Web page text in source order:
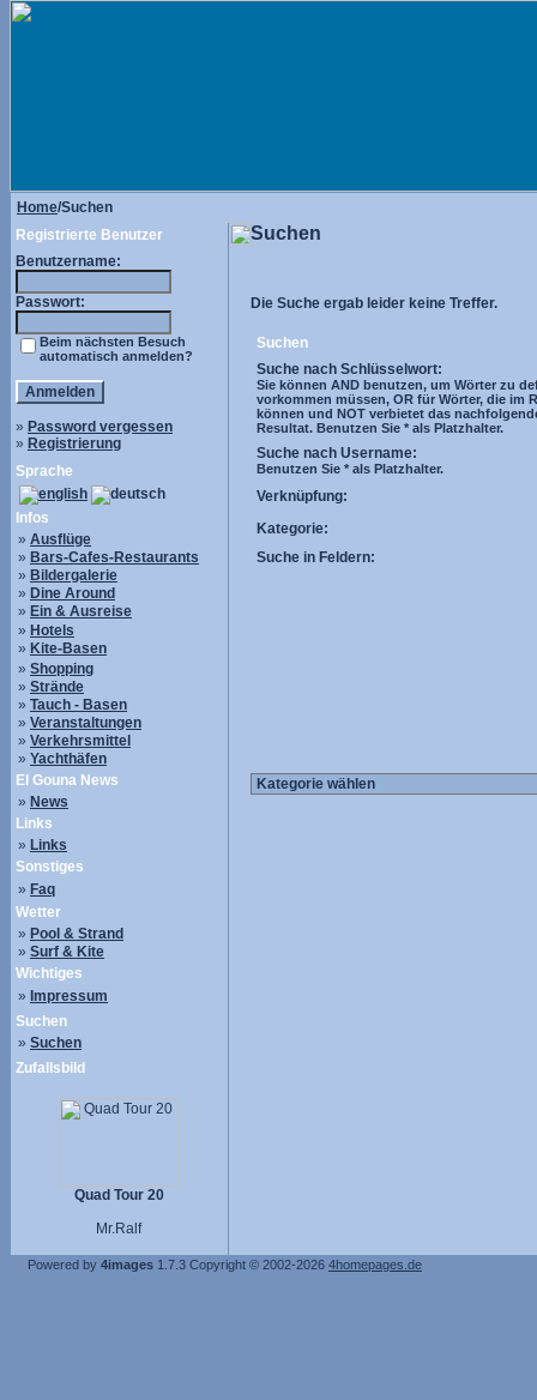
Home/Suchen
Registrierte Benutzer
Benutzername:
Passwort:
Beim nächsten Besuch
automatisch anmelden?
» Password vergessen
» Registrierung
Sprache
Infos
» Ausflüge
» Bars-Cafes-Restaurants
» Bildergalerie
» Dine Around
» Ein & Ausreise
» Hotels
» Kite-Basen
» Shopping
» Strände
» Tauch - Basen
» Veranstaltungen
» Verkehrsmittel
» Yachthäfen
El Gouna News
» News
Links
» Links
Sonstiges
» Faq
Wetter
» Pool & Strand
» Surf & Kite
Wichtiges
» Impressum
Suchen
» Suchen
Zufallsbild
Quad Tour 20
Mr.Ralf
Suchen
Die Suche ergab leider keine Treffer.
Suchen
Suche nach Schlüsselwort:
Sie können AND benutzen, um Wörter zu
vorkommen müssen, OR für Wörter, die im
können und NOT verbietet das
Resultat. Benutzen Sie * als Platzhalter.
Suche nach Username:
Benutzen Sie * als Platzhalter.
Verknüpfung:
Kategorie:
Suche in Feldern:
Powered by 4images 1.7.3 Copyright © 2002-2026 4homepages.de